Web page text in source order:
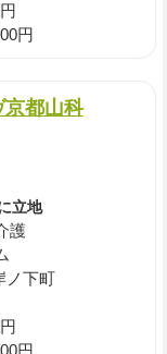
円
京都山科
立地
護
ノ下町
円